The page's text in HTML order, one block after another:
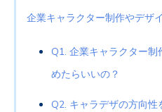
企業キャラクター制作やデザ
Q1. 企業キャラクター
めたらいいの？
Q2. キャラデザの方向性